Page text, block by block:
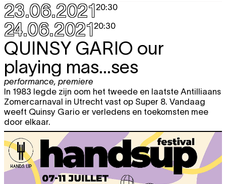
23.06.202120:30
24.06.202120:30
QUINSY GARIO our
playing mas...ses
performance, premiere
In 1983 legde zijn oom het tweede en laatste Antilliaans
Zomercarnaval in Utrecht vast op Super 8. Vandaag
weeft Quinsy Gario er verledens en toekomsten mee
door elkaar.